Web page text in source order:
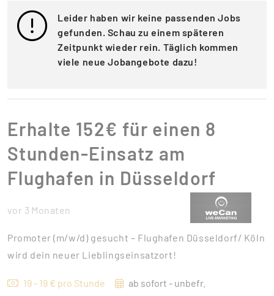
Leider haben wir keine passenden Jobs
gefunden. Schau zu einem späteren
Zeitpunkt wieder rein. Täglich kommen
viele neue Jobangebote dazu!
Erhalte 152€ für einen 8
Stunden-Einsatz am
Flughafen in Düsseldorf
vor 3 Monaten
Promoter (m/w/d) gesucht – Flughafen Düsseldorf/ Köln
wird dein neuer Lieblingseinsatzort!
19 - 19 € pro Stunde
ab sofort - unbefr.